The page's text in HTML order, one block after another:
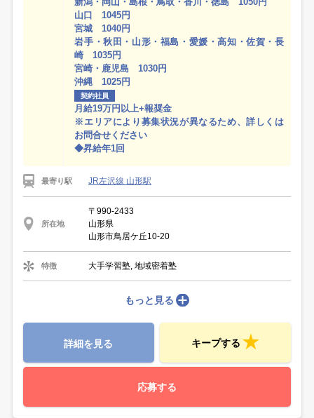
山口 1045円
宮城 1040円
岩手・秋田・山形・福島・愛媛・高知・佐賀・長
崎 1035円
宮崎・鹿児島 1030円
沖縄 1025円
契約社員
月給19万円以上+報奨金
※エリアにより募集状況が異なるため、詳しくは
お問合せください
◆昇給年1回
最寄り駅 JR左沢線 山形駅
所在地
〒990-2433
山形県
山形市鳥居ケ丘10-20
特徴 大手学習塾, 地域密着塾
もっと見る
詳細を見る キープする
応募する